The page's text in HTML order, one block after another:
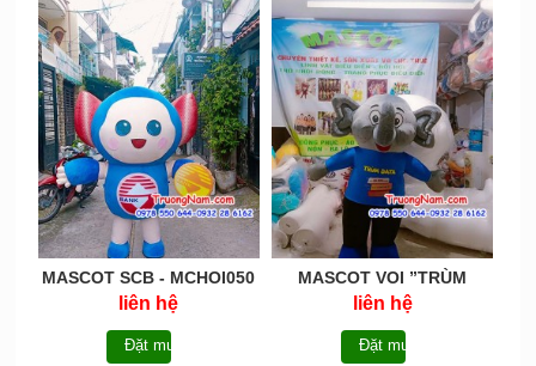
MASCOT SCB - MCHOI050
liên hệ
Đặt mua
MASCOT VOI ”TRÙM
DATA” - Mascot Elephants
MCHOI049
liên hệ
Đặt mua